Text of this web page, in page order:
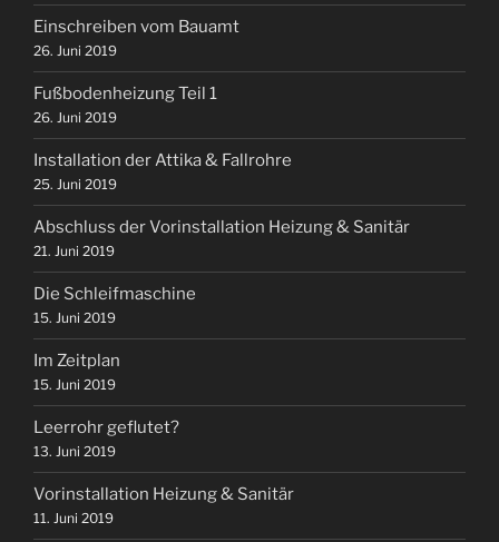
Einschreiben vom Bauamt
26. Juni 2019
Fußbodenheizung Teil 1
26. Juni 2019
Installation der Attika & Fallrohre
25. Juni 2019
Abschluss der Vorinstallation Heizung & Sanitär
21. Juni 2019
Die Schleifmaschine
15. Juni 2019
Im Zeitplan
15. Juni 2019
Leerrohr geflutet?
13. Juni 2019
Vorinstallation Heizung & Sanitär
11. Juni 2019